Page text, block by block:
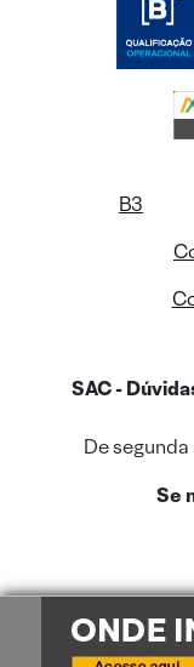
B3
SAC -
De
Se
Este site usa cookies e
Cookies